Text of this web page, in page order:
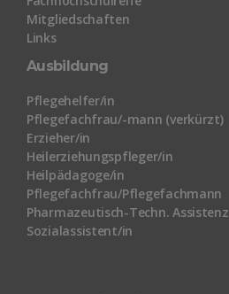
Mitgliedschaften
Links
Ausbildung
Pflegehelfer/in
Pflegefachfrau/-mann (verkürzt)
Erzieher/in
Heilerziehungspfleger/in
Heilpädagoge/in
Pflegefachfrau/Pflegefachmann
Pharmazeutisch-Techn. Assistenz
Sozialassistent/in